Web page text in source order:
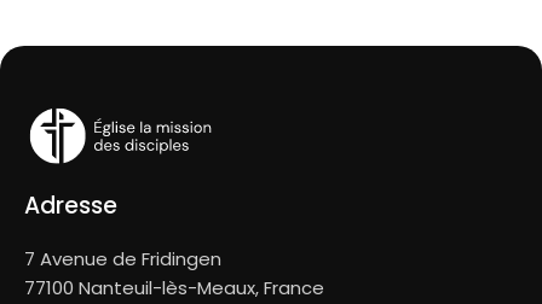
Adresse
7 Avenue de Fridingen
77100 Nanteuil-lès-Meaux, France